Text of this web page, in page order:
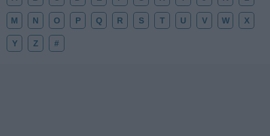
M N O P Q R S T U V W X
Y Z #